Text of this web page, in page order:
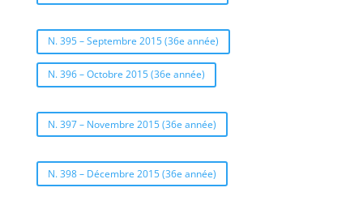
N. 395 – Septembre 2015 (36e année)
N. 396 – Octobre 2015 (36e année)
N. 397 – Novembre 2015 (36e année)
N. 398 – Décembre 2015 (36e année)